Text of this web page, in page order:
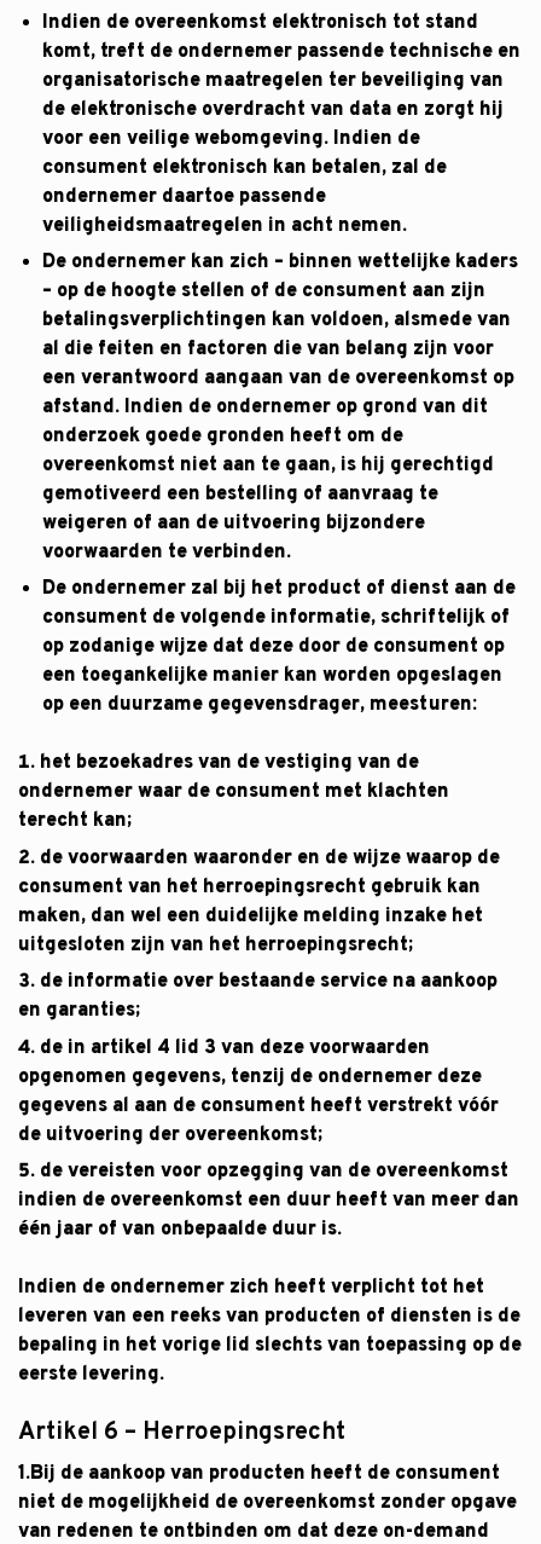
Indien de overeenkomst elektronisch tot stand
komt, treft de ondernemer passende technische en
organisatorische maatregelen ter beveiliging van
de elektronische overdracht van data en zorgt hij
voor een veilige webomgeving. Indien de
consument elektronisch kan betalen, zal de
ondernemer daartoe passende
veiligheidsmaatregelen in acht nemen.
De ondernemer kan zich – binnen wettelijke kaders
– op de hoogte stellen of de consument aan zijn
betalingsverplichtingen kan voldoen, alsmede van
al die feiten en factoren die van belang zijn voor
een verantwoord aangaan van de overeenkomst op
afstand. Indien de ondernemer op grond van dit
onderzoek goede gronden heeft om de
overeenkomst niet aan te gaan, is hij gerechtigd
gemotiveerd een bestelling of aanvraag te
weigeren of aan de uitvoering bijzondere
voorwaarden te verbinden.
De ondernemer zal bij het product of dienst aan de
consument de volgende informatie, schriftelijk of
op zodanige wijze dat deze door de consument op
een toegankelijke manier kan worden opgeslagen
op een duurzame gegevensdrager, meesturen:
het bezoekadres van de vestiging van de
ondernemer waar de consument met klachten
terecht kan;
de voorwaarden waaronder en de wijze waarop de
consument van het herroepingsrecht gebruik kan
maken, dan wel een duidelijke melding inzake het
uitgesloten zijn van het herroepingsrecht;
de informatie over bestaande service na aankoop
en garanties;
de in artikel 4 lid 3 van deze voorwaarden
opgenomen gegevens, tenzij de ondernemer deze
gegevens al aan de consument heeft verstrekt vóór
de uitvoering der overeenkomst;
de vereisten voor opzegging van de overeenkomst
indien de overeenkomst een duur heeft van meer dan
één jaar of van onbepaalde duur is.
Indien de ondernemer zich heeft verplicht tot het
leveren van een reeks van producten of diensten is de
bepaling in het vorige lid slechts van toepassing op de
eerste levering.
Artikel 6 – Herroepingsrecht
1.Bij de aankoop van producten heeft de consument
niet de mogelijkheid de overeenkomst zonder opgave
van redenen te ontbinden om dat deze on-demand